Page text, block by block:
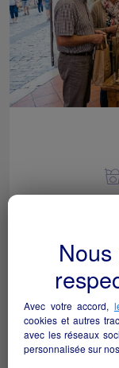
Avec votre accord,
cookies et autres
avec les réseaux
personnalisée sur